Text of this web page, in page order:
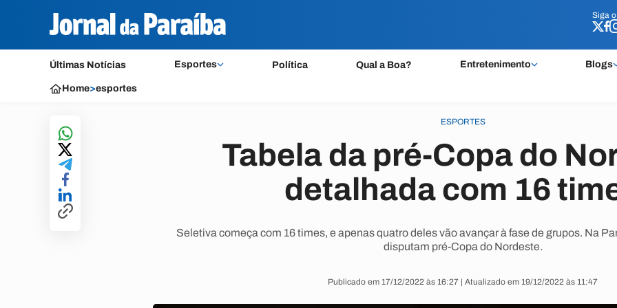
Siga o
Últimas Notícias Esportes Política Qual a Boa? Entretenimento Blogs
Siga o
Home>esportes
ESPORTES
Tabela da pré-Copa do
detalhada com 16
Seletiva começa com 16 times, e apenas quatro deles vão avançar à fase de grupos. Na
disputam pré-Copa do Nordeste.
Publicado em 17/12/2022 às 16:27 | Atualizado em 19/12/2022 às 11:47